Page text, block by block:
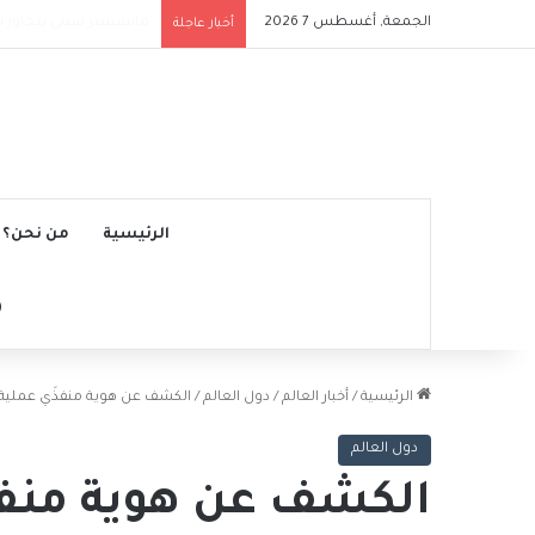
الجمعة, أغسطس 7 2026 أخبار عاجلة
الرئيسية من نحن؟
الرئيسية / أخبار العالم / دول العالم / الكشف عن هوية منفذَي عملية
دول العالم
الكشف عن هوية